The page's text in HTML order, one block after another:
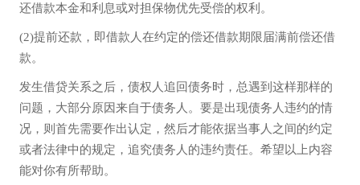
还借款本金和利息或对担保物优先受偿的权利。
(2)提前还款，即借款人在约定的偿还借款期限届满前偿还借
款。
发生借贷关系之后，债权人追回债务时，总遇到这样那样的
问题，大部分原因来自于债务人。要是出现债务人违约的情
况，则首先需要作出认定，然后才能依据当事人之间的约定
或者法律中的规定，追究债务人的违约责任。希望以上内容
能对你有所帮助。